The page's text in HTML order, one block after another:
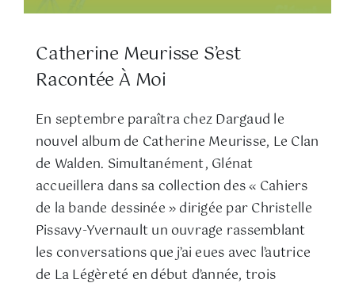
Catherine Meurisse S’est
Racontée À Moi
En septembre paraîtra chez Dargaud le
nouvel album de Catherine Meurisse, Le Clan
de Walden. Simultanément, Glénat
accueillera dans sa collection des « Cahiers
de la bande dessinée » dirigée par Christelle
Pissavy-Yvernault un ouvrage rassemblant
les conversations que j’ai eues avec l’autrice
de La Légèreté en début d’année, trois